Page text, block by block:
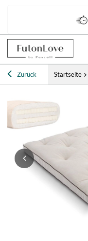
Zurück Startseite